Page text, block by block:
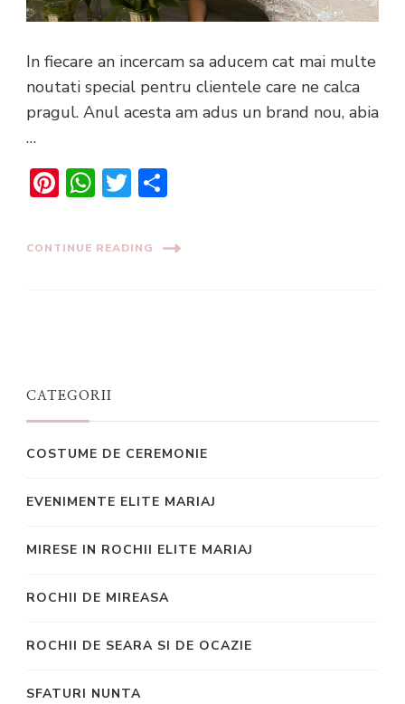
In fiecare an incercam sa aducem cat mai multe
noutati special pentru clientele care ne calca
pragul. Anul acesta am adus un brand nou, abia
…
Pinterest
WhatsApp
Twitter
CONTINUE READING
CATEGORII
COSTUME DE CEREMONIE
EVENIMENTE ELITE MARIAJ
MIRESE IN ROCHII ELITE MARIAJ
ROCHII DE MIREASA
ROCHII DE SEARA SI DE OCAZIE
SFATURI NUNTA